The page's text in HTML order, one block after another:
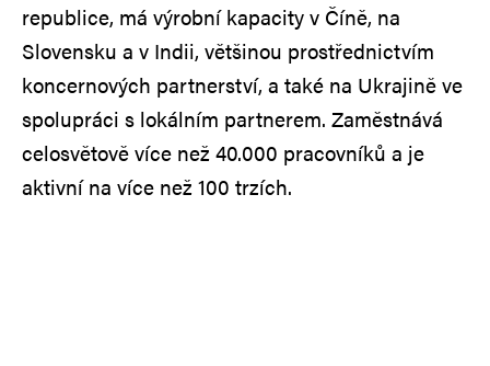
republice, má výrobní kapacity v Číně, na
Slovensku a v Indii, většinou prostřednictvím
koncernových partnerství, a také na Ukrajině ve
spolupráci s lokálním partnerem. Zaměstnává
celosvětově více než 40.000 pracovníků a je
aktivní na více než 100 trzích.